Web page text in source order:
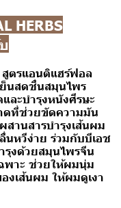
HERBS
สูตรแอนติแฮร์ฟอล
นสดชื่นสมุนไพร
ละบำรุงหนังศีรษะ
ดที่ช่วยขัดความมัน
านสารบำรุงเส้นผม
นหวีง่าย ร่วมกับบีเอช
รุงด้วยสมุนไพรจีน
พาะ ช่วยให้ผมนุ่ม
งเส้นผม ให้ผมดูเงา